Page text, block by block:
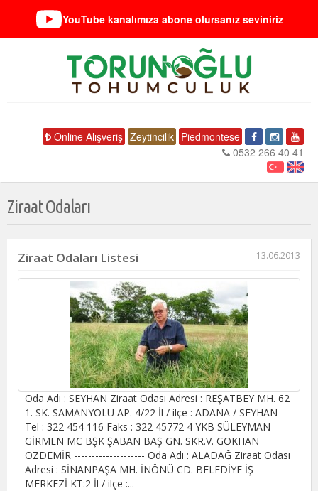
YouTube kanalımıza abone olursanız seviniriz
Online Alışveriş Zeytincilik Piedmontese
0532 266 40 41
Ziraat Odaları
Ziraat Odaları Listesi 13.06.2013
Oda Adı : SEYHAN Ziraat Odası Adresi : REŞATBEY MH. 62
1. SK. SAMANYOLU AP. 4/22 İl / ilçe : ADANA / SEYHAN
Tel : 322 454 116 Faks : 322 45772 4 YKB SÜLEYMAN
GİRMEN MC BŞK ŞABAN BAŞ GN. SKR.V. GÖKHAN
ÖZDEMİR -------------------- Oda Adı : ALADAĞ Ziraat Odası
Adresi : SİNANPAŞA MH. İNÖNÜ CD. BELEDİYE İŞ
MERKEZİ KT:2 İl / ilçe :...